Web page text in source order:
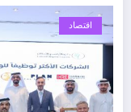
اقتصاد